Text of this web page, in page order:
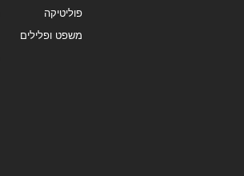
פוליטיקה
משפט ופלילים